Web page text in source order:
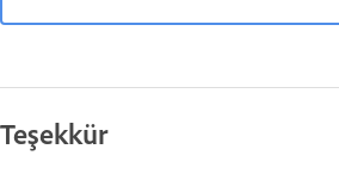
Teşekkür